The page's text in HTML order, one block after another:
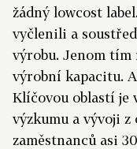
žádný lowcost
vyčlenili a
výrobu. Jenom
výrobní kapacitu.
Klíčovou oblastí je
výzkumu a vývoji
zaměstnanců asi